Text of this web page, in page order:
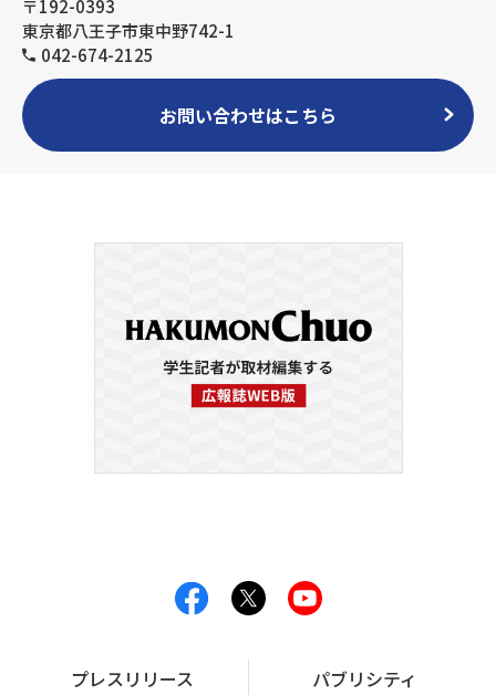
〒192-0393
東京都八王子市東中野742-1
042-674-2125
お問い合わせはこちら
プレスリリース パブリシティ